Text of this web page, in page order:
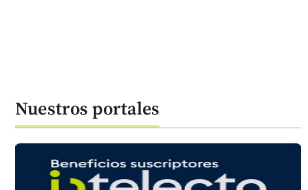
Nuestros portales